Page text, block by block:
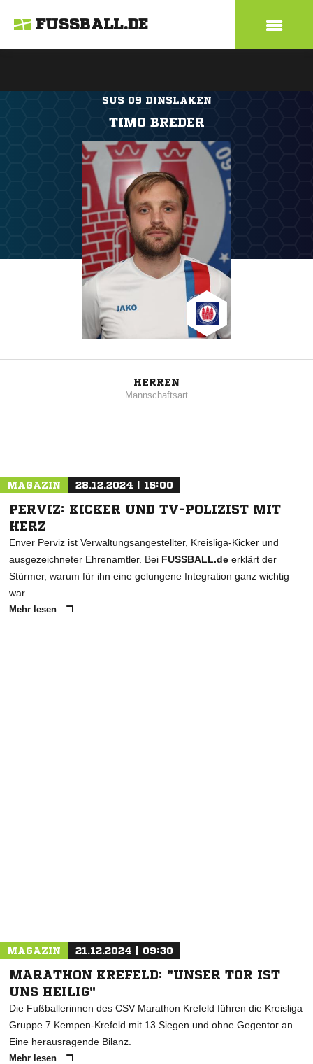
FUSSBALL.DE
SUS 09 DINSLAKEN
TIMO BREDER
HERREN
Mannschaftsart
MAGAZIN 28.12.2024 | 15:00
PERVIZ: KICKER UND TV-POLIZIST MIT
HERZ
Enver Perviz ist Verwaltungsangestellter, Kreisliga-Kicker und
ausgezeichneter Ehrenamtler. Bei FUSSBALL.de erklärt der
Stürmer, warum für ihn eine gelungene Integration ganz wichtig
war.
Mehr lesen
MAGAZIN 21.12.2024 | 09:30
MARATHON KREFELD: "UNSER TOR IST
UNS HEILIG"
Die Fußballerinnen des CSV Marathon Krefeld führen die Kreisliga
Gruppe 7 Kempen-Krefeld mit 13 Siegen und ohne Gegentor an.
Eine herausragende Bilanz.
Mehr lesen